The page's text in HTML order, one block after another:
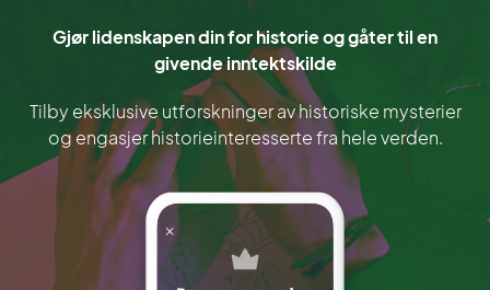
Gjør lidenskapen din for historie og gåter til en
givende inntektskilde
Tilby eksklusive utforskninger av historiske mysterier
og engasjer historieinteresserte fra hele verden.